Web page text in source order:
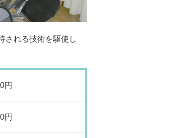
される技術を駆使し
円
円